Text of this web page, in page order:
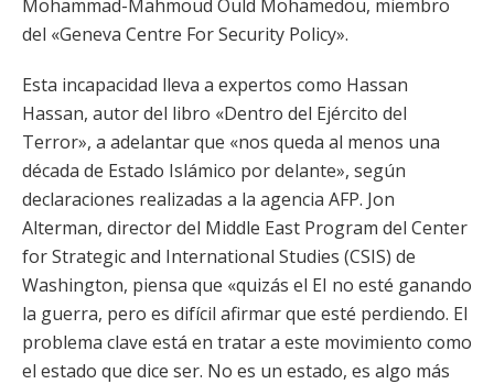
Mohammad-Mahmoud Ould Mohamedou, miembro
del «Geneva Centre For Security Policy».
Esta incapacidad lleva a expertos como Hassan
Hassan, autor del libro «Dentro del Ejército del
Terror», a adelantar que «nos queda al menos una
década de Estado Islámico por delante», según
declaraciones realizadas a la agencia AFP. Jon
Alterman, director del Middle East Program del Center
for Strategic and International Studies (CSIS) de
Washington, piensa que «quizás el EI no esté ganando
la guerra, pero es difícil afirmar que esté perdiendo. El
problema clave está en tratar a este movimiento como
el estado que dice ser. No es un estado, es algo más